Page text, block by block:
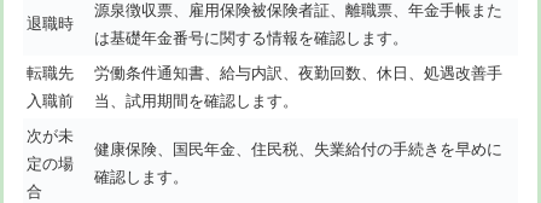
退職時
源泉徴収票、雇用保険被保険者証、離職票、年金手帳また
は基礎年金番号に関する情報を確認します。
転職先
入職前
労働条件通知書、給与内訳、夜勤回数、休日、処遇改善手
当、試用期間を確認します。
次が未
定の場
合
健康保険、国民年金、住民税、失業給付の手続きを早めに
確認します。